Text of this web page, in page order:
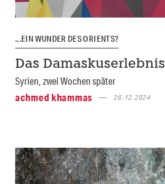
...EIN WUNDER DES ORIENTS?
Das Damaskuserlebnis
Syrien, zwei Wochen später
achmed khammas
26.12.2024